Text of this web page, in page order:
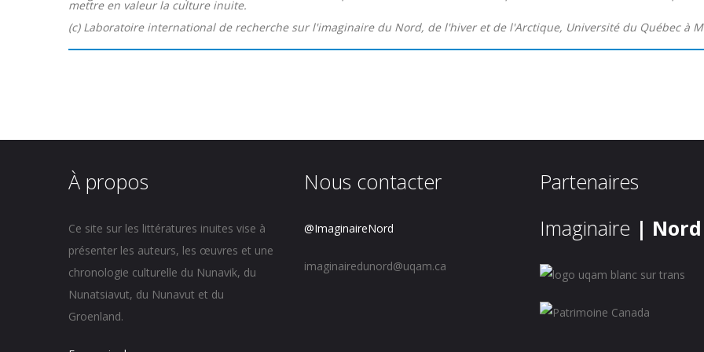
mettre en valeur la culture inuite.
(c) Laboratoire international de recherche sur l'imaginaire du Nord, de l'hiver et de l'Arctique, Université du Québec à
À propos
Ce site sur les littératures inuites vise à
présenter les auteurs, les œuvres et une
chronologie culturelle du Nunavik, du
Nunatsiavut, du Nunavut et du
Groenland.
Nous contacter
@ImaginaireNord
imaginairedunord@uqam.ca
Partenaires
Imaginaire | Nord